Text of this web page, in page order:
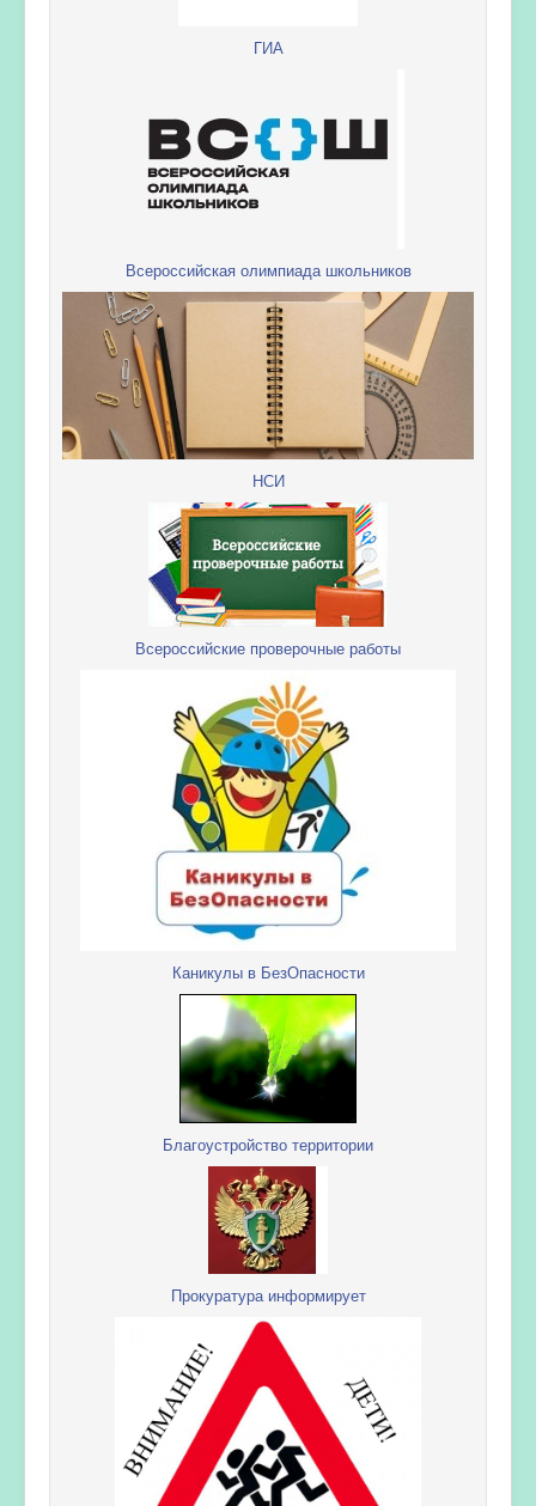
ГИА
Всероссийская олимпиада школьников
НСИ
Всероссийские проверочные работы
Каникулы в БезОпасности
Благоустройство территории
Прокуратура информирует